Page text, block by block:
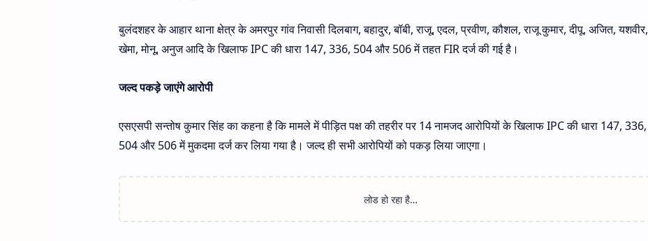
बुलंदशहर के आहार थाना क्षेत्र के अमरपुर गांव निवासी दिलबाग, बहादुर, बॉबी, राजू, एदल, प्रवीण, कौशल, राजू कुमार, दीपू, अजित, यशवीर,
खेमा, मोनू, अनुज आदि के खिलाफ IPC की धारा 147, 336, 504 और 506 में तहत FIR दर्ज की गई है।
​​​​​​​जल्द पकड़े जाएंगे आरोपी
एसएसपी सन्तोष कुमार सिंह का कहना है कि मामले में पीड़ित पक्ष की तहरीर पर 14 नामजद आरोपियों के खिलाफ IPC की धारा 147, 336,
504 और 506 में मुकदमा दर्ज कर लिया गया है। जल्द ही सभी आरोपियों को पकड़ लिया जाएगा।